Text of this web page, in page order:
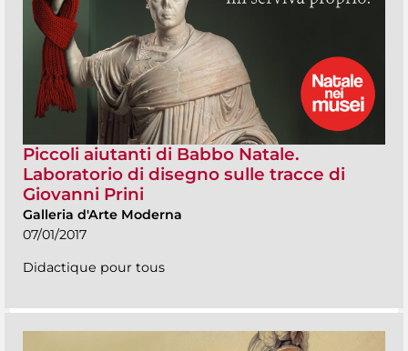
Piccoli aiutanti di Babbo Natale.
Laboratorio di disegno sulle tracce di
Giovanni Prini
Galleria d'Arte Moderna
07/01/2017
Didactique pour tous